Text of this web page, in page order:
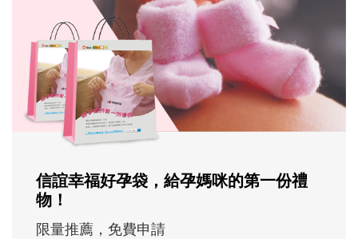
信誼幸福好孕袋，給孕媽咪的第一份禮
物！
限量推薦，免費申請